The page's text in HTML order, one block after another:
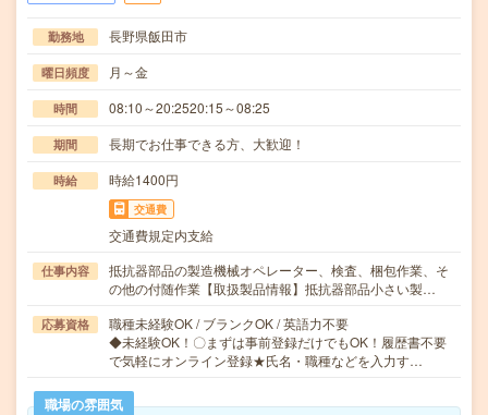
勤務地 長野県飯田市
曜日頻度 月～金
時間 08:10～20:2520:15～08:25
期間 長期でお仕事できる方、大歓迎！
時給 時給1400円
交通費
交通費規定内支給
仕事内容
抵抗器部品の製造機械オペレーター、検査、梱包作業、そ
の他の付随作業【取扱製品情報】抵抗器部品小さい製…
応募資格
職種未経験OK / ブランクOK / 英語力不要
◆未経験OK！〇まずは事前登録だけでもOK！履歴書不要
で気軽にオンライン登録★氏名・職種などを入力す…
職場の雰囲気